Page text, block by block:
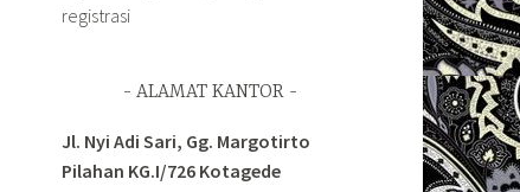
registrasi
ALAMAT KANTOR
Jl. Nyi Adi Sari, Gg. Margotirto
Pilahan KG.I/726 Kotagede